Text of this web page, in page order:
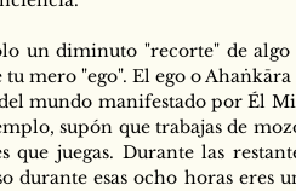
un diminuto "recorte" de
mero "ego". El ego o
mundo manifestado por Él
supón que trabajas de
juegas. Durante las
durante esas ocho horas eres